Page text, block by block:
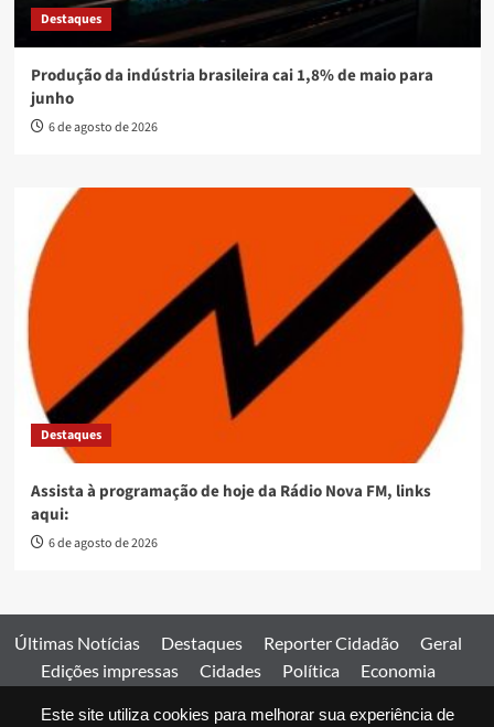
Este site utiliza cookies para melhorar sua experiência de
Destaques
Produção da indústria brasileira cai 1,8% de maio para
junho
6 de agosto de 2026
Destaques
Assista à programação de hoje da Rádio Nova FM, links
aqui:
6 de agosto de 2026
Últimas Notícias Destaques Reporter Cidadão
Geral
Edições impressas
Cidades Política
Economia